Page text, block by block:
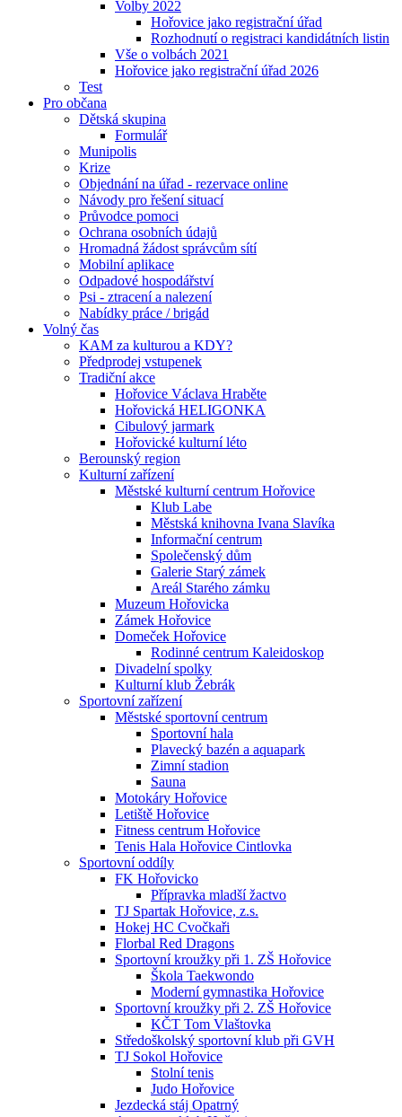
Volby 2022
Hořovice jako registrační úřad
Rozhodnutí o registraci kandidátních listin
Vše o volbách 2021
Hořovice jako registrační úřad 2026
Test
Pro občana
Dětská skupina
Formulář
Munipolis
Krize
Objednání na úřad - rezervace online
Návody pro řešení situací
Průvodce pomoci
Ochrana osobních údajů
Hromadná žádost správcům sítí
Mobilní aplikace
Odpadové hospodářství
Psi - ztracení a nalezení
Nabídky práce / brigád
Volný čas
KAM za kulturou a KDY?
Předprodej vstupenek
Tradiční akce
Hořovice Václava Hraběte
Hořovická HELIGONKA
Cibulový jarmark
Hořovické kulturní léto
Berounský region
Kulturní zařízení
Městské kulturní centrum Hořovice
Klub Labe
Městská knihovna Ivana Slavíka
Informační centrum
Společenský dům
Galerie Starý zámek
Areál Starého zámku
Muzeum Hořovicka
Zámek Hořovice
Domeček Hořovice
Rodinné centrum Kaleidoskop
Divadelní spolky
Kulturní klub Žebrák
Sportovní zařízení
Městské sportovní centrum
Sportovní hala
Plavecký bazén a aquapark
Zimní stadion
Sauna
Motokáry Hořovice
Letiště Hořovice
Fitness centrum Hořovice
Tenis Hala Hořovice Cintlovka
Sportovní oddíly
FK Hořovicko
Přípravka mladší žactvo
TJ Spartak Hořovice, z.s.
Hokej HC Cvočkaři
Florbal Red Dragons
Sportovní kroužky při 1. ZŠ Hořovice
Škola Taekwondo
Moderní gymnastika Hořovice
Sportovní kroužky při 2. ZŠ Hořovice
KČT Tom Vlaštovka
Středoškolský sportovní klub při GVH
TJ Sokol Hořovice
Stolní tenis
Judo Hořovice
Jezdecká stáj Opatrný